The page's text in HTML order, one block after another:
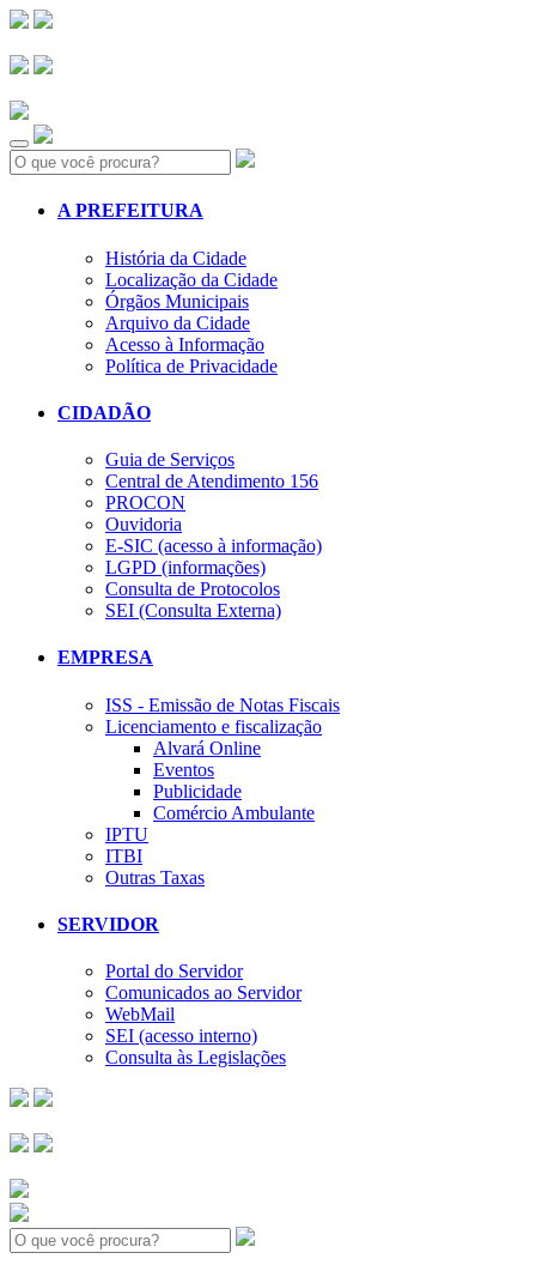
Search:
A PREFEITURA
História da Cidade
Localização da Cidade
Órgãos Municipais
Arquivo da Cidade
Acesso à Informação
Política de Privacidade
CIDADÃO
Guia de Serviços
Central de Atendimento 156
PROCON
Ouvidoria
E-SIC (acesso à informação)
LGPD (informações)
Consulta de Protocolos
SEI (Consulta Externa)
EMPRESA
ISS - Emissão de Notas Fiscais
Licenciamento e fiscalização
Alvará Online
Eventos
Publicidade
Comércio Ambulante
IPTU
ITBI
Outras Taxas
SERVIDOR
Portal do Servidor
Comunicados ao Servidor
WebMail
SEI (acesso interno)
Consulta às Legislações
Search: